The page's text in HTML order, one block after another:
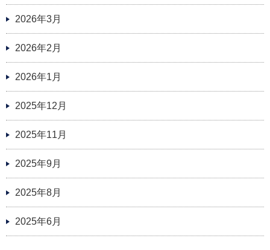
2026年3月
2026年2月
2026年1月
2025年12月
2025年11月
2025年9月
2025年8月
2025年6月